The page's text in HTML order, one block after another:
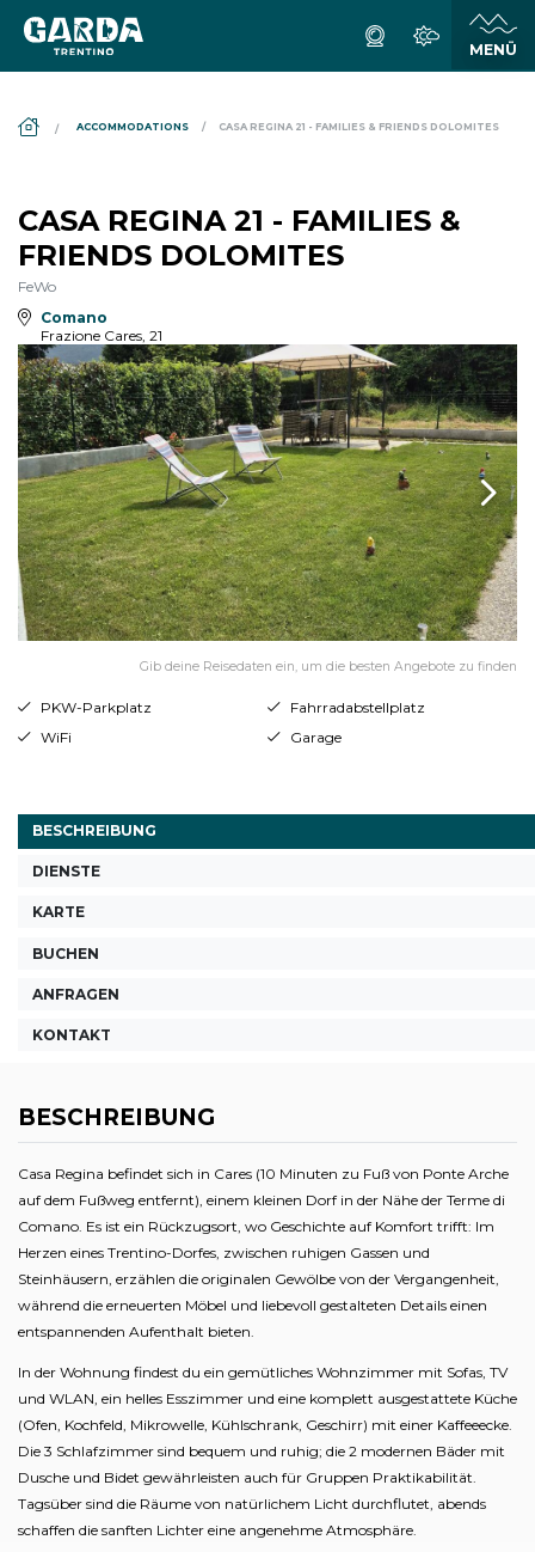
ACCOMMODATIONS CASA REGINA 21 - FAMILIES & FRIENDS DOLOMITES
CASA REGINA 21 - FAMILIES &
FRIENDS DOLOMITES
FeWo
Comano
Frazione Cares, 21
Gib deine Reisedaten ein, um die besten Angebote zu finden
PKW-Parkplatz
Fahrradabstellplatz
WiFi
Garage
BESCHREIBUNG
DIENSTE
KARTE
BUCHEN
ANFRAGEN
KONTAKT
BESCHREIBUNG
Casa Regina befindet sich in Cares (10 Minuten zu Fuß von Ponte Arche
auf dem Fußweg entfernt), einem kleinen Dorf in der Nähe der Terme di
Comano. Es ist ein Rückzugsort, wo Geschichte auf Komfort trifft: Im
Herzen eines Trentino-Dorfes, zwischen ruhigen Gassen und
Steinhäusern, erzählen die originalen Gewölbe von der Vergangenheit,
während die erneuerten Möbel und liebevoll gestalteten Details einen
entspannenden Aufenthalt bieten.
In der Wohnung findest du ein gemütliches Wohnzimmer mit Sofas, TV
und WLAN, ein helles Esszimmer und eine komplett ausgestattete Küche
(Ofen, Kochfeld, Mikrowelle, Kühlschrank, Geschirr) mit einer Kaffeeecke.
Die 3 Schlafzimmer sind bequem und ruhig; die 2 modernen Bäder mit
Dusche und Bidet gewährleisten auch für Gruppen Praktikabilität.
Tagsüber sind die Räume von natürlichem Licht durchflutet, abends
schaffen die sanften Lichter eine angenehme Atmosphäre.